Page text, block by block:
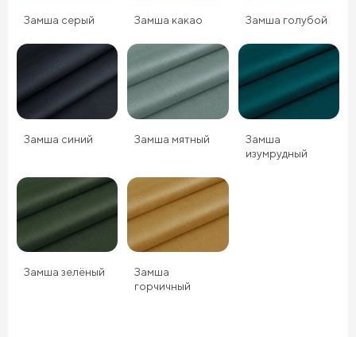
Замша серый Замша какао Замша голубой
Замша синий Замша мятный
Замша
изумрудный
Замша зелёный
Замша
горчичный